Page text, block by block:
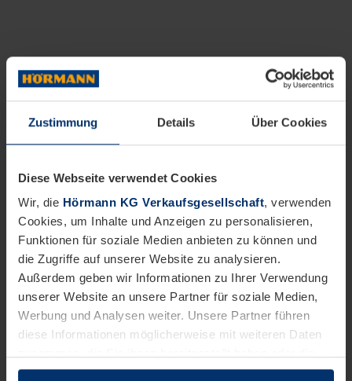
Zustimmung Details Über Cookies
Diese Webseite verwendet Cookies
Wir, die Hörmann KG Verkaufsgesellschaft, verwenden
Cookies, um Inhalte und Anzeigen zu personalisieren,
Funktionen für soziale Medien anbieten zu können und
die Zugriffe auf unserer Website zu analysieren.
Außerdem geben wir Informationen zu Ihrer Verwendung
unserer Website an unsere Partner für soziale Medien,
Werbung und Analysen weiter. Unsere Partner führen
diese Informationen möglicherweise mit weiteren Daten
sie im Rahmen Ihrer Nutzung der Dienste gesammelt